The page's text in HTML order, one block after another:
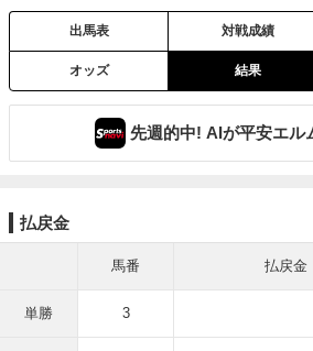
出馬表 対戦成績
オッズ 結果
先週的中! AIが平安エル
払戻金
馬番 払戻金
単勝 3